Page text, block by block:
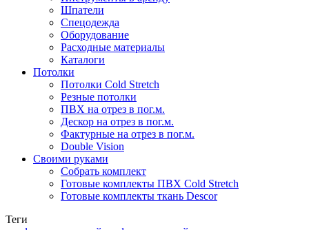
Шпатели
Спецодежда
Оборудование
Расходные материалы
Каталоги
Потолки
Потолки Cold Stretch
Резные потолки
ПВХ на отрез в пог.м.
Дескор на отрез в пог.м.
Фактурные на отрез в пог.м.
Double Vision
Своими руками
Собрать комплект
Готовые комплекты ПВХ Cold Stretch
Готовые комплекты ткань Descor
Теги